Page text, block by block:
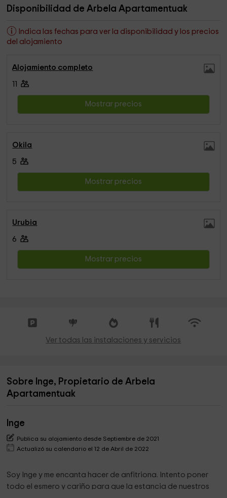
Disponibilidad de Arbela Apartamentuak
Indica las fechas para ver la disponibilidad y los precios
del alojamiento
Alojamiento completo
Mostrar precios
Okila
5
Mostrar precios
Urubia
6
Mostrar precios
Ver todas las instalaciones y servicios
Sobre Inge, Propietario de Arbela
Apartamentuak
Inge
Publica su alojamiento desde Septiembre de 2021
Actualizó su calendario el 12 de Abril de 2022
Soy Inge y me encanta hacer de anfitriona. Intento poner
todo el esmero y cariño para que la estancia de nuestros